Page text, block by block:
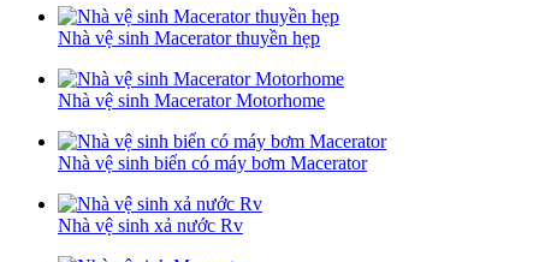
Nhà vệ sinh Macerator thuyền hẹp
Nhà vệ sinh Macerator Motorhome
Nhà vệ sinh biển có máy bơm Macerator
Nhà vệ sinh xả nước Rv